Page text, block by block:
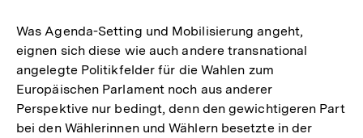
Was Agenda-Setting und Mobilisierung angeht,
eignen sich diese wie auch andere transnational
angelegte Politikfelder für die Wahlen zum
Europäischen Parlament noch aus anderer
Perspektive nur bedingt, denn den gewichtigeren Part
bei den Wählerinnen und Wählern besetzte in der